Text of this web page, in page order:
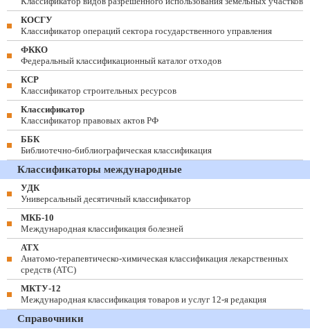
КОСГУ
Классификатор операций сектора государственного управления
ФККО
Федеральный классификационный каталог отходов
КСР
Классификатор строительных ресурсов
Классификатор
Классификатор правовых актов РФ
ББК
Библиотечно-библиографическая классификация
Классификаторы международные
УДК
Универсальный десятичный классификатор
МКБ-10
Международная классификация болезней
АТХ
Анатомо-терапевтическо-химическая классификация лекарственных
средств (ATC)
МКТУ-12
Международная классификация товаров и услуг 12-я редакция
Справочники